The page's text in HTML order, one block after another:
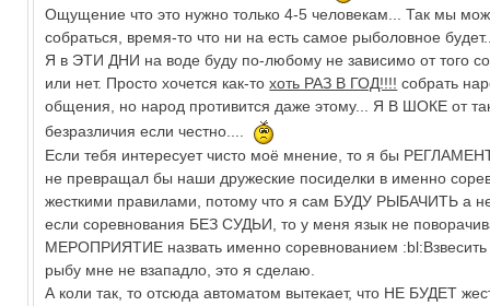
Ощущение что это нужно только 4-5 человекам... Так мы
собраться, время-то что ни на есть самое рыболовное
Я в ЭТИ ДНИ на воде буду по-любому не зависимо от того
или нет. Просто хочется как-тохоть РАЗ В ГОД!!!! собрать
общения, но народ противится даже этому... Я В ШОКЕ от
безразличия если честно....
Если тебя интересует чисто моё мнение, то я бы
не превращал бы наши дружеские посиделки в именно
жесткими правилами, потому что я сам БУДУ РЫБАЧИТЬ а
если соревнования БЕЗ СУДЬИ, то у меня язык не
МЕРОПРИЯТИЕ назвать именно соревнованием :bl:Взвесить
рыбу мне не взападло, это я сделаю.
А коли так, то отсюда автоматом вытекает, что НЕ БУДЕТ